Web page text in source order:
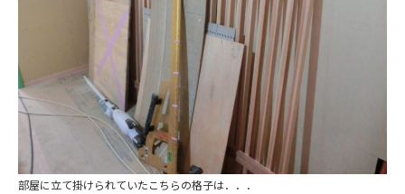
部屋に立て掛けられていたこちらの格子は．．．